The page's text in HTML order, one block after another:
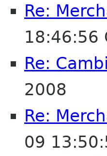
Re:
18:46:56
Re:
2008
Re:
09